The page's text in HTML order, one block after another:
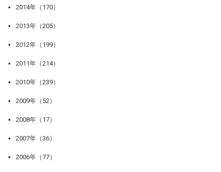
2014年（170）
2013年（205）
2012年（199）
2011年（214）
2010年（239）
2009年（52）
2008年（17）
2007年（36）
2006年（77）